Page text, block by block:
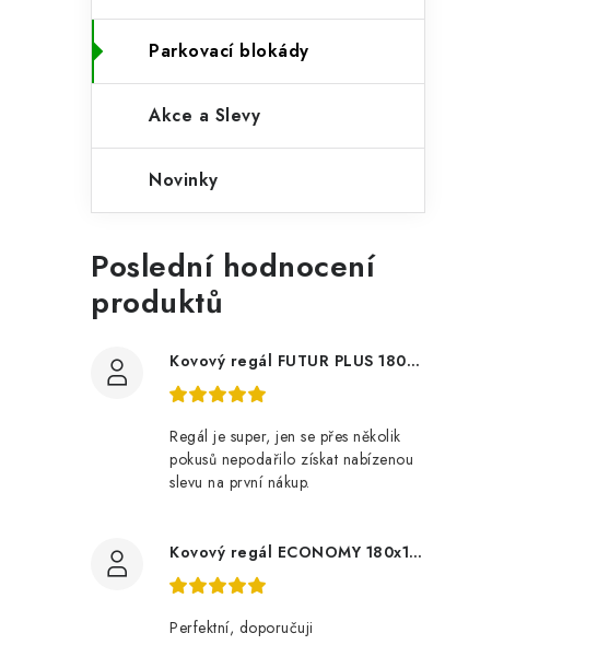
l
Parkovací blokády
Akce a Slevy
Novinky
Poslední hodnocení
produktů
Kovový regál FUTUR PLUS 180x120x45 5 polic Nosnost 1000 KG - pozinkovaný
Regál je super, jen se přes několik
pokusů nepodařilo získat nabízenou
slevu na první nákup.
Kovový regál ECONOMY 180x120x60 5 polic - pozinkovaný
Perfektní, doporučuji